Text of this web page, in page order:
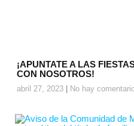
¡APUNTATE A LAS
CON NOSOTROS!
abril 27, 2023 No hay